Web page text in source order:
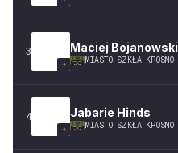
3 Maciej Bojanowski
MIASTO SZKŁA KROSNO
4 Jabarie Hinds
MIASTO SZKŁA KROSNO